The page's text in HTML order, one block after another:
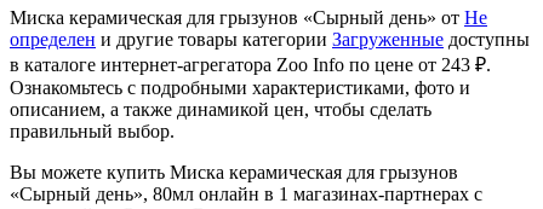
Миска керамическая для грызунов «Сырный день» от Не
определен и другие товары категории Загруженные доступны
в каталоге интернет-агрегатора Zoo Info по цене от 243 ₽.
Ознакомьтесь с подробными характеристиками, фото и
описанием, а также динамикой цен, чтобы сделать
правильный выбор.
Вы можете купить Миска керамическая для грызунов
«Сырный день», 80мл онлайн в 1 магазинах-партнерах с